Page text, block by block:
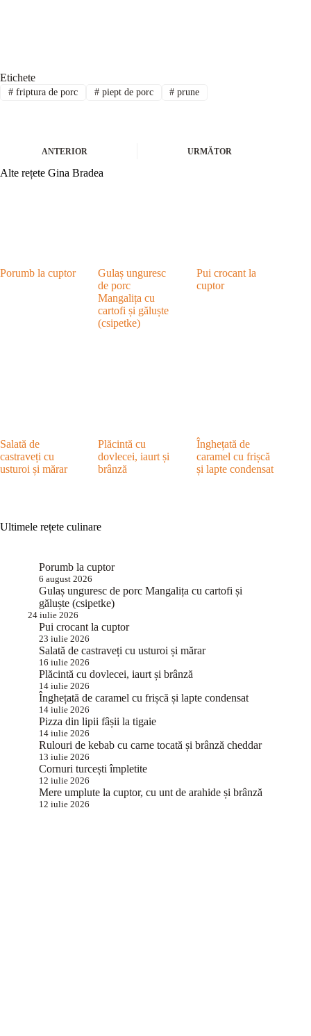
Etichete
#friptura de porc #piept de porc # prune
ANTERIOR URMĂTOR
Alte rețete Gina Bradea
Porumb la cuptor
Gulaș unguresc
de porc
Mangalița cu
cartofi și găluște
(csipetke)
Pui crocant la
cuptor
Salată de
castraveți cu
usturoi și mărar
Plăcintă cu
dovlecei, iaurt și
brânză
Înghețată de
caramel cu frișcă
și lapte condensat
Ultimele rețete culinare
Porumb la cuptor
6 august 2026
Gulaș unguresc de porc Mangalița cu cartofi și
găluște (csipetke)
24 iulie 2026
Pui crocant la cuptor
23 iulie 2026
Salată de castraveți cu usturoi și mărar
16 iulie 2026
Plăcintă cu dovlecei, iaurt și brânză
14 iulie 2026
Înghețată de caramel cu frișcă și lapte condensat
14 iulie 2026
Pizza din lipii fâșii la tigaie
14 iulie 2026
Rulouri de kebab cu carne tocată și brânză cheddar
13 iulie 2026
Cornuri turcești împletite
12 iulie 2026
Mere umplute la cuptor, cu unt de arahide și brânză
12 iulie 2026